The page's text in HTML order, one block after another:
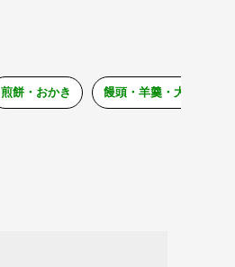
煎餅・おかき 饅頭・羊羹・大福